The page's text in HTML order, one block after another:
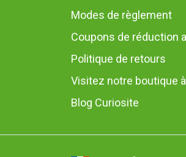
Modes de règlement
Coupons de réduction
Politique de retours
Visitez notre boutique
Blog Curiosite